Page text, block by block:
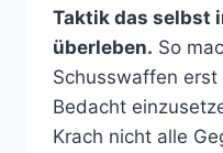
Taktik das selbst
überleben. So
Schusswaffen
Bedacht
Krach nicht alle